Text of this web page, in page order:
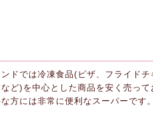
ドでは冷凍食品(ピザ、フライドチ
ど)を中心とした商品を安く売っ
方には非常に便利なスーパーです。